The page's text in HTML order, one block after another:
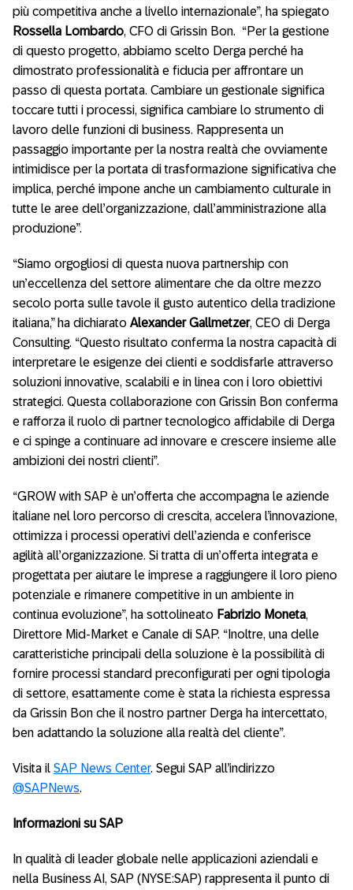
più competitiva anche a livello internazionale”, ha spiegato
Rossella Lombardo, CFO di Grissin Bon. “Per la gestione
di questo progetto, abbiamo scelto Derga perché ha
dimostrato professionalità e fiducia per affrontare un
passo di questa portata. Cambiare un gestionale significa
toccare tutti i processi, significa cambiare lo strumento di
lavoro delle funzioni di business. Rappresenta un
passaggio importante per la nostra realtà che ovviamente
intimidisce per la portata di trasformazione significativa che
implica, perché impone anche un cambiamento culturale in
tutte le aree dell’organizzazione, dall’amministrazione alla
produzione”.
“Siamo orgogliosi di questa nuova partnership con
un’eccellenza del settore alimentare che da oltre mezzo
secolo porta sulle tavole il gusto autentico della tradizione
italiana,” ha dichiarato Alexander Gallmetzer, CEO di Derga
Consulting. “Questo risultato conferma la nostra capacità di
interpretare le esigenze dei clienti e soddisfarle attraverso
soluzioni innovative, scalabili e in linea con i loro obiettivi
strategici. Questa collaborazione con Grissin Bon conferma
e rafforza il ruolo di partner tecnologico affidabile di Derga
e ci spinge a continuare ad innovare e crescere insieme alle
ambizioni dei nostri clienti”.
“GROW with SAP è un’offerta che accompagna le aziende
italiane nel loro percorso di crescita, accelera l’innovazione,
ottimizza i processi operativi dell’azienda e conferisce
agilità all’organizzazione. Si tratta di un’offerta integrata e
progettata per aiutare le imprese a raggiungere il loro pieno
potenziale e rimanere competitive in un ambiente in
continua evoluzione”, ha sottolineato Fabrizio Moneta,
Direttore Mid-Market e Canale di SAP. “Inoltre, una delle
caratteristiche principali della soluzione è la possibilità di
fornire processi standard preconfigurati per ogni tipologia
di settore, esattamente come è stata la richiesta espressa
da Grissin Bon che il nostro partner Derga ha intercettato,
ben adattando la soluzione alla realtà del cliente”.
Visita il SAP News Center. Segui SAP all’indirizzo
@SAPNews.
Informazioni su SAP
In qualità di leader globale nelle applicazioni aziendali e
nella Business AI, SAP (NYSE:SAP) rappresenta il punto di